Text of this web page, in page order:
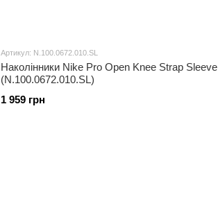
Артикул: N.100.0672.010.SL
Наколінники Nike Pro Open Knee Strap Sleeve
(N.100.0672.010.SL)
1 959 грн